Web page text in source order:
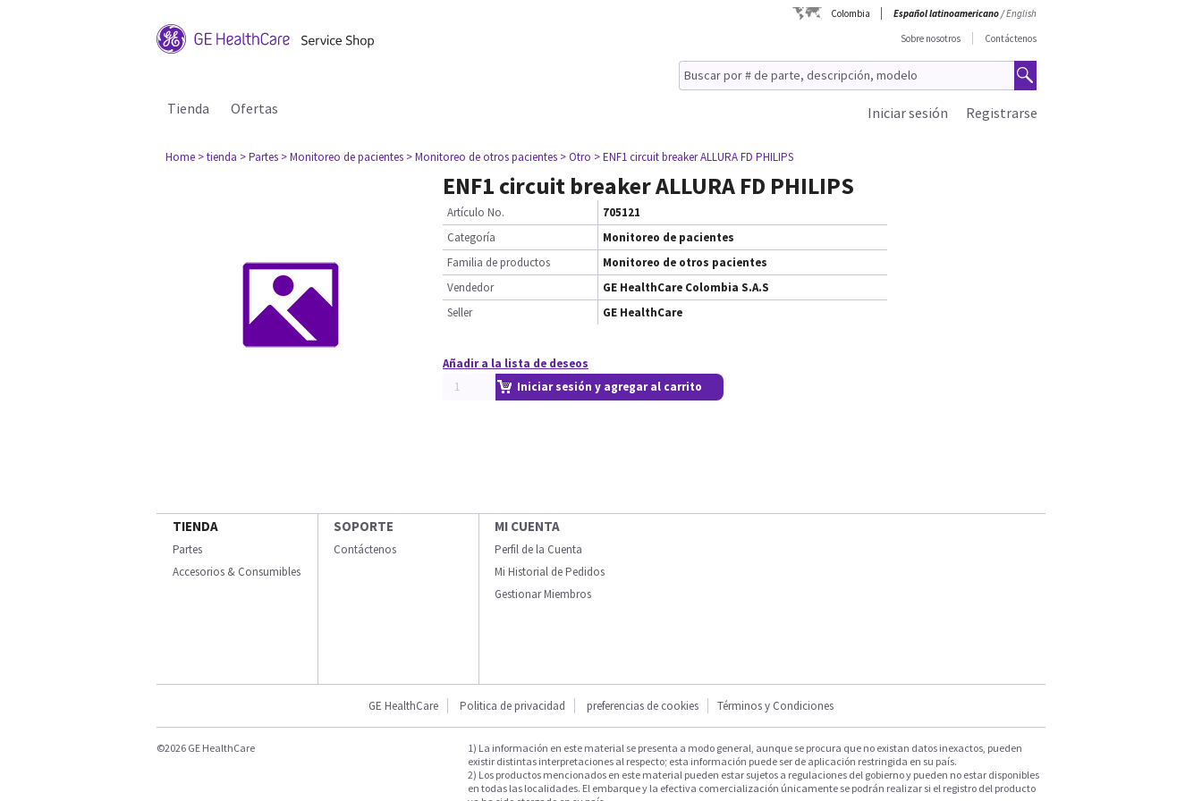
Colombia Español latinoamericano/English
Sobre nosotros
Contáctenos
Tienda Ofertas Registrarse
Iniciar sesión
Home > tienda > Partes > Monitoreo de pacientes > Monitoreo de otros pacientes > Otro > ENF1 circuit breaker ALLURA FD PHILIPS
ENF1 circuit breaker ALLURA FD PHILIPS
Artículo No.
705121
Categoría
Monitoreo de pacientes
Familia de productos
Monitoreo de otros pacientes
Vendedor
GE HealthCare Colombia S.A.S
Seller
GE HealthCare
Añadir a la lista de deseos
Iniciar sesión y agregar al carrito
TIENDA
Partes
Accesorios & Consumibles
SOPORTE
Contáctenos
MI CUENTA
Perfil de la Cuenta
Mi Historial de Pedidos
Gestionar Miembros
GE HealthCare Politica de privacidad preferencias de cookies Términos y Condiciones
©2026 GE HealthCare
1) La información en este material se presenta a modo general, aunque se procura que no existan datos inexactos, pueden
existir distintas interpretaciones al respecto; esta información puede ser de aplicación restringida en su país.
2) Los productos mencionados en este material pueden estar sujetos a regulaciones del gobierno y pueden no estar disponibles
en todas las localidades. El embarque y la efectiva comercialización únicamente se podrán realizar si el registro del producto